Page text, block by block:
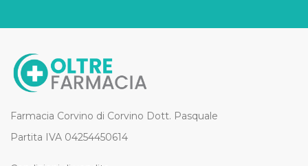
Farmacia Corvino di Corvino Dott. Pasquale
Partita IVA 04254450614